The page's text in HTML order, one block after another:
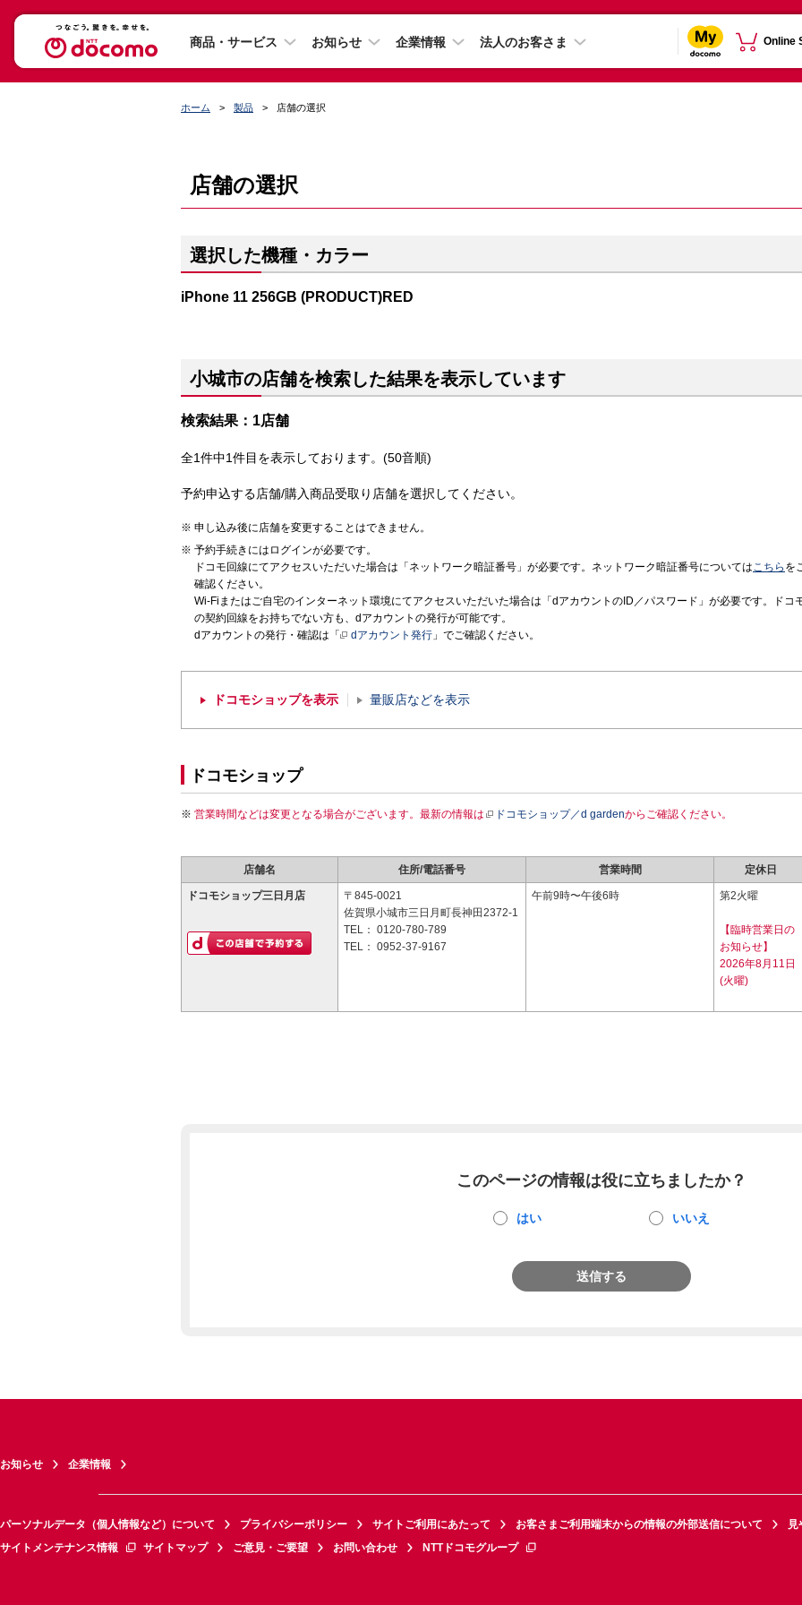
商品・サービス お知らせ 企業情報 法人のお客さま Online
ホーム 製品 店舗の選択
店舗の選択
選択した機種・カラー
iPhone 11 256GB (PRODUCT)RED
小城市の店舗を検索した結果を表示しています
検索結果：1店舗
全1件中1件目を表示しております。(50音順)
予約申込する店舗/購入商品受取り店舗を選択してください。
申し込み後に店舗を変更することはできません。
予約手続きにはログインが必要です。
ドコモ回線にてアクセスいただいた場合は「ネットワーク暗証番号」が必要です。ネットワーク暗証番号についてはこちら を
確認ください。
Wi-Fiまたはご自宅のインターネット環境にてアクセスいただいた場合は「dアカウントのID／パスワード」が必要です。ドコ
の契約回線をお持ちでない方も、dアカウントの発行が可能です。
dアカウントの発行・確認は「
dアカウント発行 」でご確認ください。
ドコモショップを表示 量販店などを表示
ドコモショップ
営業時間などは変更となる場合がございます。最新の情報は ドコモショップ／d gardenからご確認ください。
店舗名 住所/電話番号 営業時間 定休日
ドコモショップ三日月店
〒845-0021
佐賀県小城市三日月町長神田2372-1
TEL： 0120-780-789
TEL： 0952-37-9167
午前9時〜午後6時 第2火曜
【臨時営業日の
お知らせ】
2026年8月11日
(火曜)
このページの情報は役に立ちましたか？
はい いいえ
送信する
お知らせ 企業情報
パーソナルデータ（個人情報など）について プライバシーポリシー サイトご利用にあたって お客さまご利用端末からの情報の外部送信について
見
サイトメンテナンス情報
サイトマップ ご意見・ご要望 お問い合わせ NTTドコモグループ